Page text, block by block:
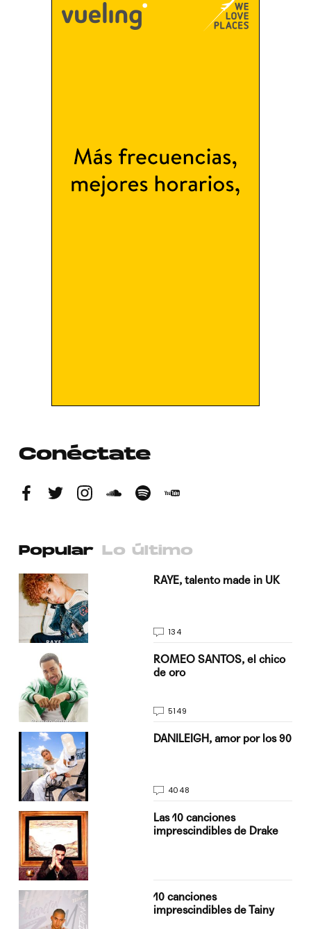
Conéctate
Popular Lo último
RAYE, talento made in UK
134
ROMEO SANTOS, el chico
de oro
5149
DANILEIGH, amor por los 90
4048
Las 10 canciones
imprescindibles de Drake
10 canciones
imprescindibles de Tainy